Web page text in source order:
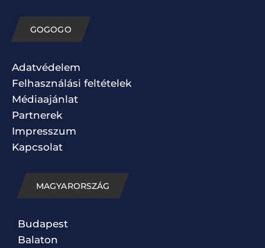
GOGOGO
Adatvédelem
Felhasználási feltételek
Médiaajánlat
Partnerek
Impresszum
Kapcsolat
MAGYARORSZÁG
Budapest
Balaton